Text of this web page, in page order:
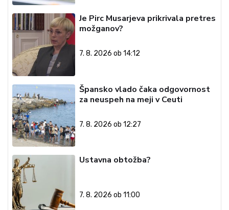
Je Pirc Musarjeva prikrivala pretres
možganov?
7. 8. 2026 ob 14:12
Špansko vlado čaka odgovornost
za neuspeh na meji v Ceuti
7. 8. 2026 ob 12:27
Ustavna obtožba?
7. 8. 2026 ob 11:00